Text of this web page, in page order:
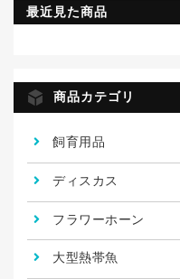
最近見た商品
商品カテゴリ
飼育用品
ディスカス
フラワーホーン
大型熱帯魚